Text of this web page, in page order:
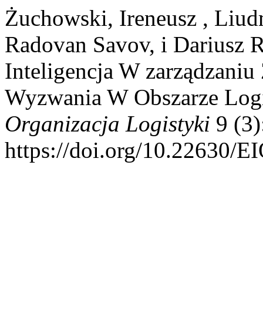
Żuchowski, Ireneusz ,
Radovan Savov, i Dariusz
Inteligencja W
Wyzwania W Obszarze
Organizacja Logistyki 9
https://doi.org/10.22630/